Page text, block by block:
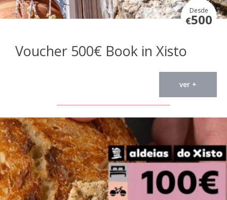
Desde
€500
Voucher 500€ Book in Xisto
ver +